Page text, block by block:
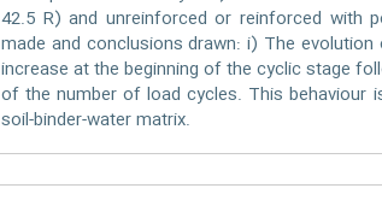
42.5 R) and unreinforced or reinforced with
made and conclusions drawn: i) The
increase at the beginning of the cyclic stage
of the number of load cycles. This
soil-binder-water matrix.